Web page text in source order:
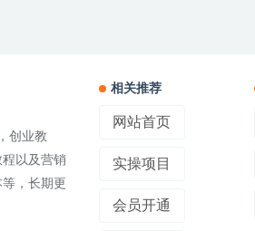
创业教
以及营销
，长期更
相关推荐
网站首页
实操项目
会员开通